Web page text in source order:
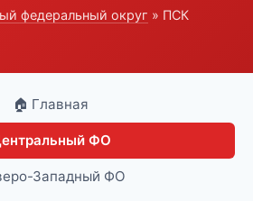
федеральный округ » ПСК
🏠 Главная
ФО
Западный ФО